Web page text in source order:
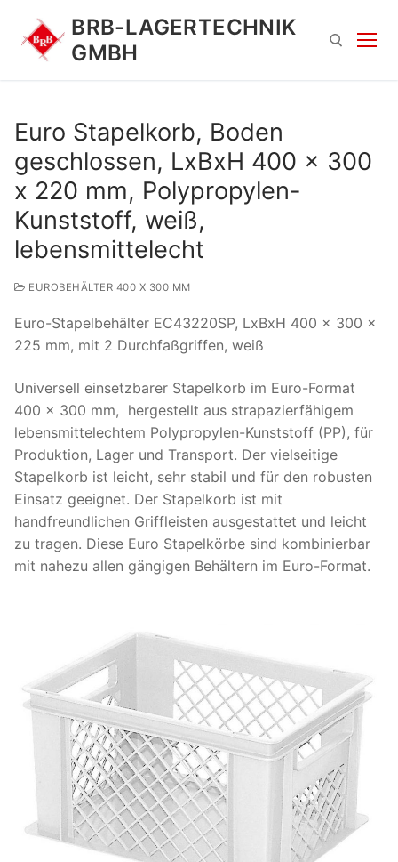
Inhalt
springen
BRB-LAGERTECHNIK
GMBH
Suchen
Euro Stapelkorb, Boden
geschlossen, LxBxH 400 x 300
x 220 mm, Polypropylen-
Kunststoff, weiß,
lebensmittelecht
EUROBEHÄLTER 400 X 300 MM
Euro-Stapelbehälter EC43220SP, LxBxH 400 x 300 x
225 mm, mit 2 Durchfaßgriffen, weiß
Universell einsetzbarer Stapelkorb im Euro-Format
400 x 300 mm, hergestellt aus strapazierfähigem
lebensmittelechtem Polypropylen-Kunststoff (PP), für
Produktion, Lager und Transport. Der vielseitige
Stapelkorb ist leicht, sehr stabil und für den robusten
Einsatz geeignet. Der Stapelkorb ist mit
handfreundlichen Griffleisten ausgestattet und leicht
zu tragen. Diese Euro Stapelkörbe sind kombinierbar
mit nahezu allen gängigen Behältern im Euro-Format.